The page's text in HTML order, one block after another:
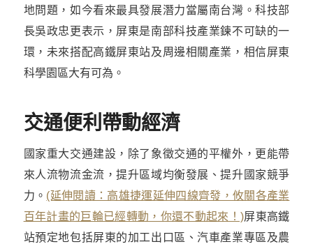
地問題，如今看來最具發展潛力當屬南台灣。科技部
長吳政忠更表示，屏東是南部科技產業鍊不可缺的一
環，未來搭配高鐵屏東站及周邊相關產業，相信屏東
科學園區大有可為。
交通便利帶動經濟
國家重大交通建設，除了象徵交通的平權外，更能帶
來人流物流金流，提升區域均衡發展、提升國家競爭
力。 (延伸閱讀：高雄捷運延伸四線齊發，攸關各產業
百年計畫的巨輪已經轉動，你還不動起來！)屏東高鐵
站預定地包括屏東的加工出口區、汽車產業專區及農